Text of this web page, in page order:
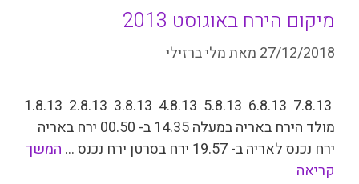
מיקום הירח באוגוסט 2013
27/12/2018 מאתמלי ברזילי
7.8.13 6.8.13 5.8.13 4.8.13 3.8.13 2.8.13 1.8.13
מולד הירח באריה במעלה 14.35 ב- 00.50 ירח באריה
ירח נכנס לאריה ב- 19.57 ירח בס­רטן ירח נכנס …
המשך
קריאה